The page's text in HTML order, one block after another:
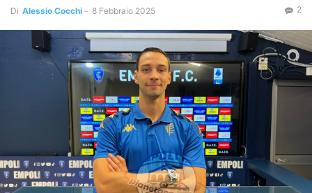
Di Alessio Cocchi - 8 Febbraio 2025 2